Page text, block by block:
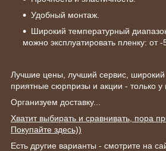
Удобный монтаж.
Широкий температурный
можно эксплуатировать пленку: от
Лучшие цены, лучший сервис, широкий
приятные сюрпризы и акции - только у
Организуем доставку...
Хватит выбирать и сравнивать, пора
Покупайте здесь))
Есть другие варианты - смотрите на